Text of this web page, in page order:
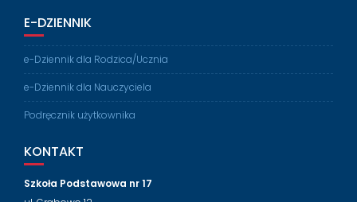
E-DZIENNIK
e-Dziennik dla Rodzica/Ucznia
e-Dziennik dla Nauczyciela
Podręcznik użytkownika
KONTAKT
Szkoła Podstawowa nr 17